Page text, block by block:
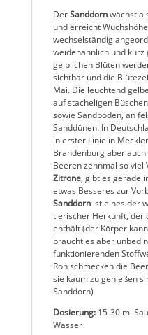
DerSanddornwächst
und erreicht
wechselständig
weidenähnlich und kurz
gelblichen Blüten
sichtbar und die
Mai. Die leuchtend
auf stacheligen
sowie Sandboden, an
Sanddünen. In
in erster Linie in
Brandenburg aber
Beeren zehnmal so viel
Zitrone, gibt es gerade
etwas Besseres zur
Sanddornist eines der
tierischer Herkunft, der
enthält (der Körper
braucht es aber
funktionierenden
Roh schmecken die
sie kaum zu genießen
Sanddorn)
Dosierung:15-30 ml
Wasser